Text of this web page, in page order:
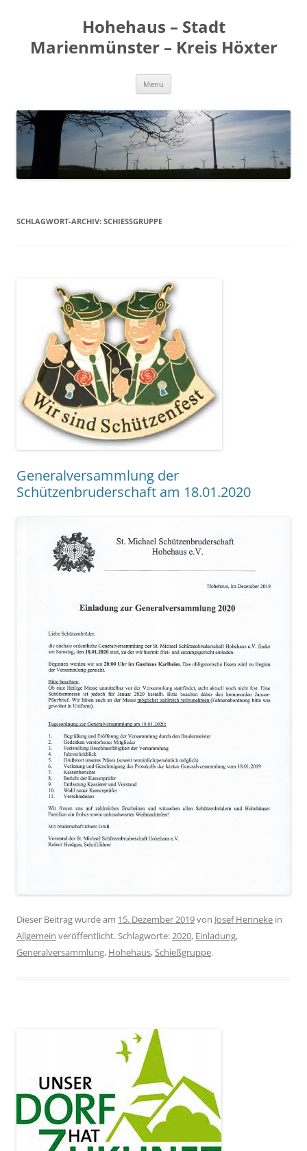
Hohehaus – Stadt
Marienmünster – Kreis Höxter
Menü
SCHLAGWORT-ARCHIV: SCHIESSGRUPPE
Generalversammlung der
Schützenbruderschaft am 18.01.2020
Dieser Beitrag wurde am 15. Dezember 2019von Josef Henneke in
Allgemein veröffentlicht. Schlagworte: 2020, Einladung,
Generalversammlung, Hohehaus, Schießgruppe.